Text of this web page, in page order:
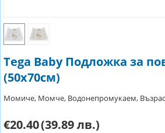
Tega Baby Подложка за
(50х70см)
Момиче, Момче, Водонепромукаем,
€20.40(39.89 лв.)